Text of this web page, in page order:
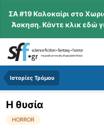
ΣΑ #19 Καλοκαίρι στο
Άσκηση. Κάντε κλικ εδώ
Ιστορίες Τρόμου
Η θυσία
HORROR